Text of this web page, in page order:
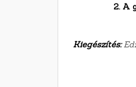
2. A
Kiegészítés: